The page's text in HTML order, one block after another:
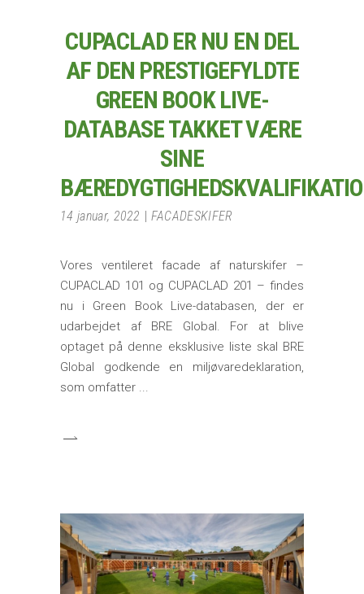
CUPACLAD ER NU EN DEL
AF DEN PRESTIGEFYLDTE
GREEN BOOK LIVE-
DATABASE TAKKET VÆRE
SINE
14 januar, 2022 FACADESKIFER
Vores ventileret facade af naturskifer –
CUPACLAD 101 og CUPACLAD 201 – findes
nu i Green Book Live-databasen, der er
udarbejdet af BRE Global. For at blive
optaget på denne eksklusive liste skal BRE
Global godkende en miljøvaredeklaration,
som omfatter